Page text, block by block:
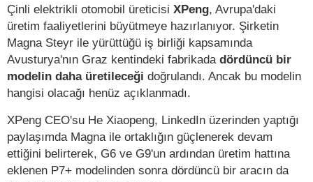
Çinli elektrikli otomobil üreticisi XPeng, Avrupa'daki
üretim faaliyetlerini büyütmeye hazırlanıyor. Şirketin
Magna Steyr ile yürüttüğü iş birliği kapsamında
Avusturya'nın Graz kentindeki fabrikada dördüncü bir
modelin daha üretileceği doğrulandı. Ancak bu modelin
hangisi olacağı henüz açıklanmadı.
XPeng CEO'su He Xiaopeng, LinkedIn üzerinden yaptığı
paylaşımda Magna ile ortaklığın güçlenerek devam
ettiğini belirterek, G6 ve G9'un ardından üretim hattına
eklenen P7+ modelinden sonra dördüncü bir aracın da